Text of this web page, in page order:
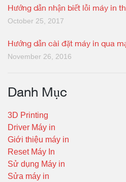
Hướng dẫn nhận biết lỗi máy in
October 25, 2017
Hướng dẫn cài đặt máy in qua
November 26, 2016
Danh Mục
3D Printing
Driver Máy in
Giới thiệu máy in
Reset Máy In
Sử dụng Máy in
Sửa máy in